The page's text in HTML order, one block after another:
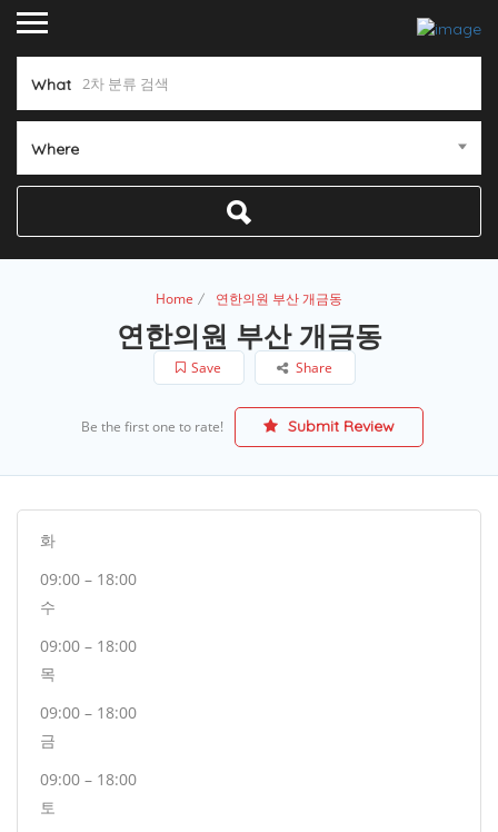
What
Where
Home 연한의원 부산 개금동
연한의원 부산 개금동
Save Share
Be the first one to rate! Submit Review
화
09:00 – 18:00
수
09:00 – 18:00
목
09:00 – 18:00
금
09:00 – 18:00
토